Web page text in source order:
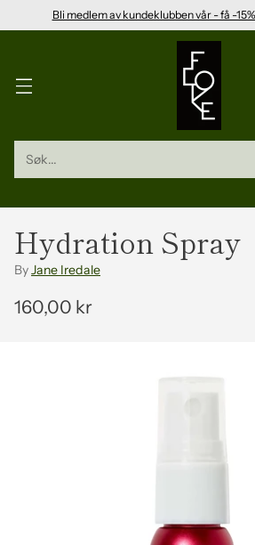
Bli medlem av kundeklubben vår - få -
Søk...
Hydration Spray
ByJane Iredale
Vanleg
160,00 kr